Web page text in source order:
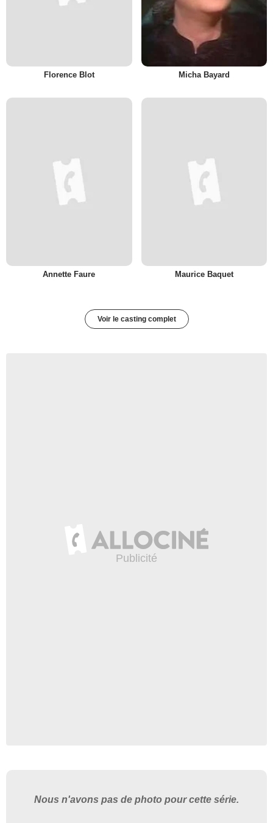
Florence Blot Micha Bayard
Annette Faure Maurice Baquet
Voir le casting complet
Nous n'avons pas de photo pour cette série.